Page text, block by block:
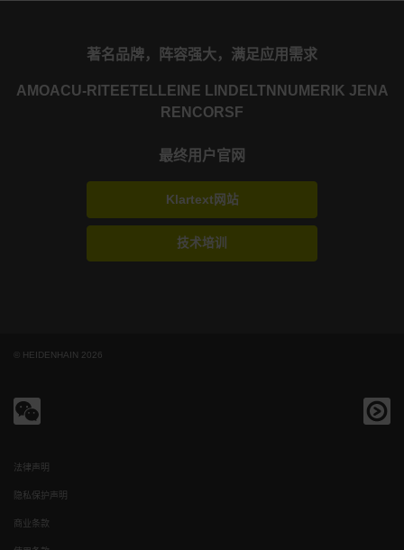
著名品牌，阵容强大，满足应用需求
AMOACU-RITE ETEL LEINE LINDE LTN NUMERIK JENA
RENCORSF
最终用户官网
Klartext网站
技术培训
© HEIDENHAIN 2026
法律声明
隐私保护声明
商业条款